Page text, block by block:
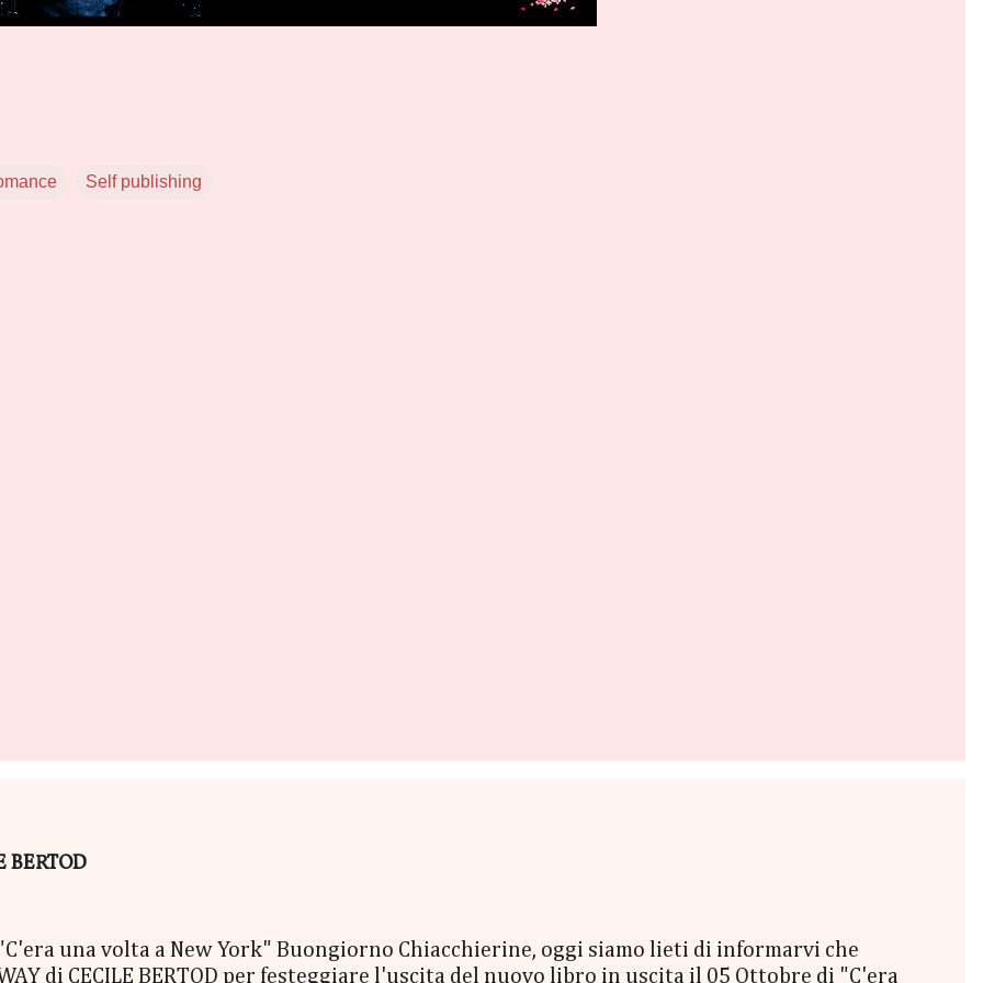
Self publishing
BERTOD
"C'era una volta a New York" Buongiorno Chiacchierine, oggi siamo lieti di informarvi che
di CECILE BERTOD per festeggiare l'uscita del nuovo libro in uscita il 05 Ottobre di "C'era